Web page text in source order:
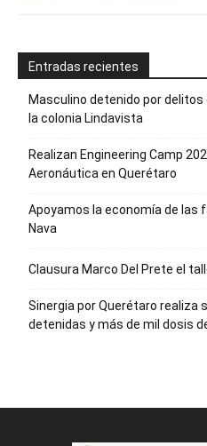
Entradas recientes
Masculino detenido por
la colonia Lindavista
Realizan Engineering Camp
Aeronáutica en Querétaro
Apoyamos la economía de las
Nava
Clausura Marco Del Prete el
Sinergia por Querétaro realiza
detenidas y más de mil dosis